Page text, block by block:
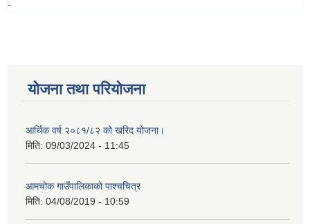
-
योजना तथा परियोजना
आर्थिक वर्ष २०८१/८२ को खरिद योजना।
मिति: 09/03/2024 - 11:45
आमचोक गाउँपालिकाको पाश्चचित्र
मिति: 04/08/2019 - 10:59